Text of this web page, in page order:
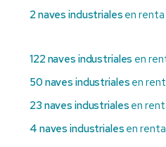
2 naves industriales en
122 naves industriales en
50 naves industriales en
23 naves industriales en
4 naves industriales en